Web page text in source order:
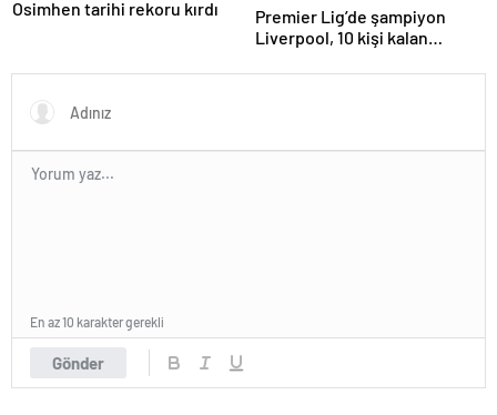
Osimhen tarihi rekoru kırdı
Premier Lig’de şampiyon
Liverpool, 10 kişi kalan
Gönder
En az 10 karakter gerekli